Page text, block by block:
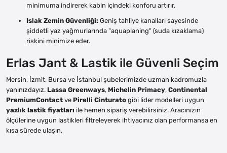
minimuma indirerek kabin içindeki konforu artırır.
Islak Zemin Güvenliği: Geniş tahliye kanalları sayesinde
şiddetli yaz yağmurlarında "aquaplaning" (suda kızaklama)
riskini minimize eder.
Erlas Jant & Lastik ile Güvenli Seçim
Mersin, İzmit, Bursa ve İstanbul şubelerimizde uzman kadromuzla
yanınızdayız. Lassa Greenways, Michelin Primacy, Continental
PremiumContact ve Pirelli Cinturato gibi lider modelleri uygun
yazlık lastik fiyatları ile hemen sipariş verebilirsiniz. Aracınızın
ölçülerine uygun lastikleri filtreleyerek ihtiyacınız olan performansa en
kısa sürede ulaşın.